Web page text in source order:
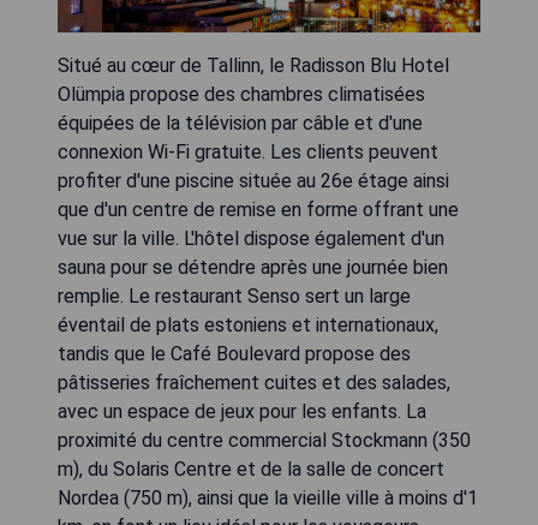
Situé au cœur de Tallinn, le Radisson Blu Hotel
Olümpia propose des chambres climatisées
équipées de la télévision par câble et d'une
connexion Wi-Fi gratuite. Les clients peuvent
profiter d'une piscine située au 26e étage ainsi
que d'un centre de remise en forme offrant une
vue sur la ville. L'hôtel dispose également d'un
sauna pour se détendre après une journée bien
remplie. Le restaurant Senso sert un large
éventail de plats estoniens et internationaux,
tandis que le Café Boulevard propose des
pâtisseries fraîchement cuites et des salades,
avec un espace de jeux pour les enfants. La
proximité du centre commercial Stockmann (350
m), du Solaris Centre et de la salle de concert
Nordea (750 m), ainsi que la vieille ville à moins d'1